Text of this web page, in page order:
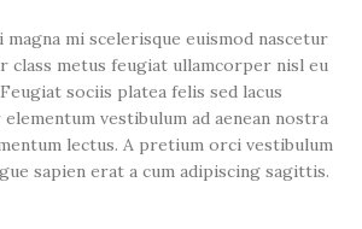
mi scelerisque euismod nascetur
class metus feugiat ullamcorper nisl eu
sociis platea felis sed lacus
vestibulum ad aenean nostra
lectus. A pretium orci vestibulum
sapien erat a cum adipiscing sagittis.